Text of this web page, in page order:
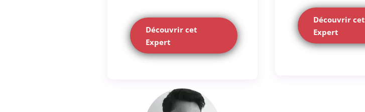
Découvrir cet
Expert
Découvrir cet
Expert